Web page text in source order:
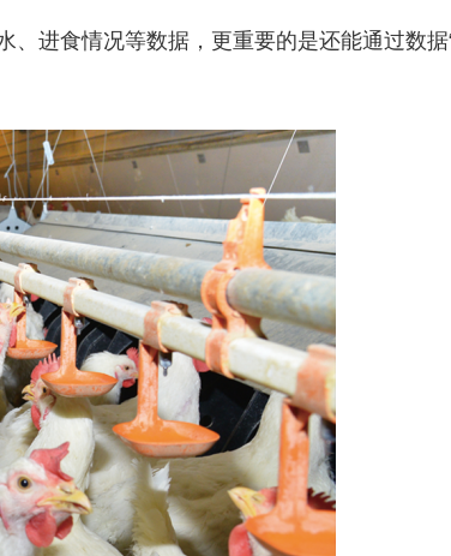
进食情况等数据，更重要的是还能通过数据